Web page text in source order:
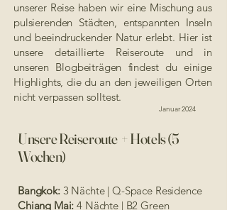
unserer Reise haben wir eine Mischung aus
pulsierenden Städten, entspannten Inseln
und beeindruckender Natur erlebt. Hier ist
unsere detaillierte Reiseroute und in
unseren Blogbeiträgen findest du einige
Highlights, die du an den jeweiligen Orten
nicht verpassen solltest.
Januar 2024
Unsere Reiseroute + Hotels (5
Wochen)
Bangkok:3 Nächte | Q-Space Residence
Chiang Mai: 4 Nächte | B2 Green